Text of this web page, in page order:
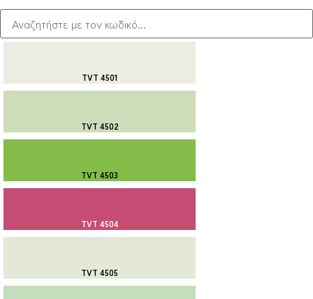
TVT 4501
TVT 4502
TVT 4503
TVT 4504
TVT 4505